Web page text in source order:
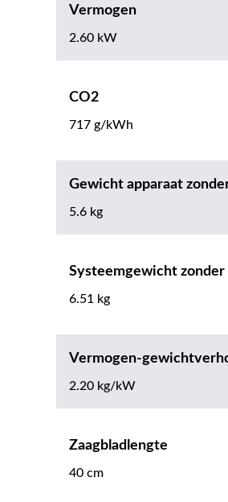
Vermogen
2.60 kW
CO2
717 g/kWh
Gewicht apparaat
5.6 kg
Systeemgewicht
6.51 kg
Vermogen-
2.20 kg/kW
Zaagbladlengte
40 cm